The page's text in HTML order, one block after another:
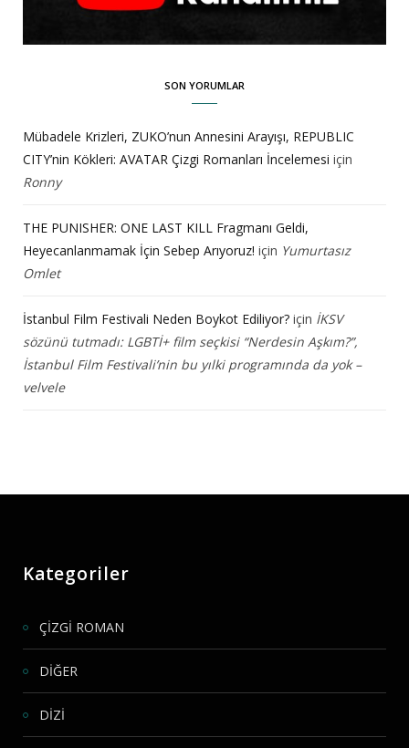
SON YORUMLAR
Mübadele Krizleri, ZUKO’nun Annesini Arayışı, REPUBLIC
CITY’nin Kökleri: AVATAR Çizgi Romanları İncelemesi için
Ronny
THE PUNISHER: ONE LAST KILL Fragmanı Geldi,
Heyecanlanmamak İçin Sebep Arıyoruz! için Yumurtasız
Omlet
İstanbul Film Festivali Neden Boykot Ediliyor? için İKSV
sözünü tutmadı: LGBTİ+ film seçkisi “Nerdesin Aşkım?”,
İstanbul Film Festivali’nin bu yılki programında da yok –
velvele
Kategoriler
ÇİZGİ ROMAN
DİĞER
DİZİ